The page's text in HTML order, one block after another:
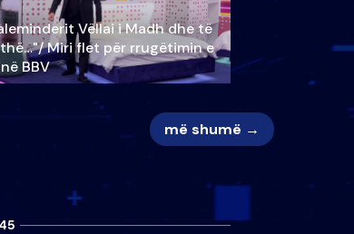
Vëllai i Madh dhe të
Miri flet për rrugëtimin e
BBV
më shumë →